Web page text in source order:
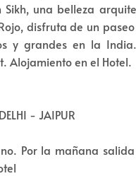
Sikh, una belleza
disfruta de un
y grandes en la
Alojamiento en el Hotel.
- JAIPUR
Por la mañana